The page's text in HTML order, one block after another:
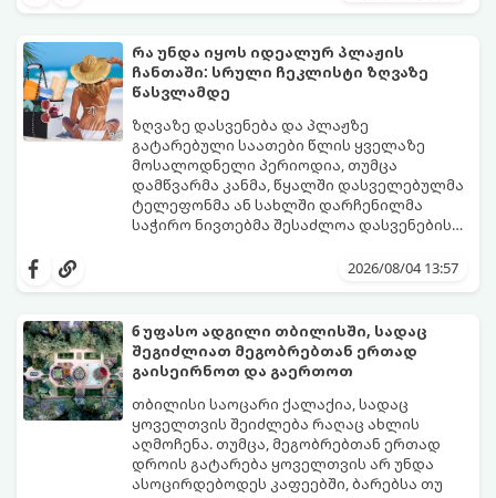
რა უნდა იყოს იდეალურ პლაჟის
ჩანთაში: სრული ჩეკლისტი ზღვაზე
წასვლამდე
ზღვაზე დასვენება და პლაჟზე
გატარებული საათები წლის ყველაზე
მოსალოდნელი პერიოდია, თუმცა
დამწვარმა კანმა, წყალში დასველებულმა
ტელეფონმა ან სახლში დარჩენილმა
საჭირო ნივთებმა შესაძლოა დასვენების
კომფორტულად იგრძნოთ და არაფერი
2026/08/04 13:57
6 უფასო ადგილი თბილისში, სადაც
შეგიძლიათ მეგობრებთან ერთად
გაისეირნოთ და გაერთოთ
თბილისი საოცარი ქალაქია, სადაც
ყოველთვის შეიძლება რაღაც ახლის
აღმოჩენა. თუმცა, მეგობრებთან ერთად
დროის გატარება ყოველთვის არ უნდა
ასოცირდებოდეს კაფეებში, ბარებსა თუ